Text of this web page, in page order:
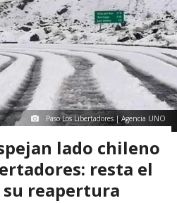
Paso Los Libertadores | Agencia UNO
lado chileno
resta el
reapertura